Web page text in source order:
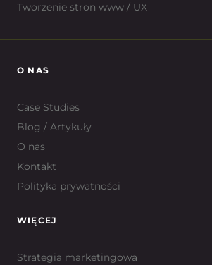
Tworzenie stron www / UX
O NAS
Case Studies
Blog / Artykuły
O nas
Kontakt
Polityka prywatności
WIĘCEJ
Strategia marketingowa